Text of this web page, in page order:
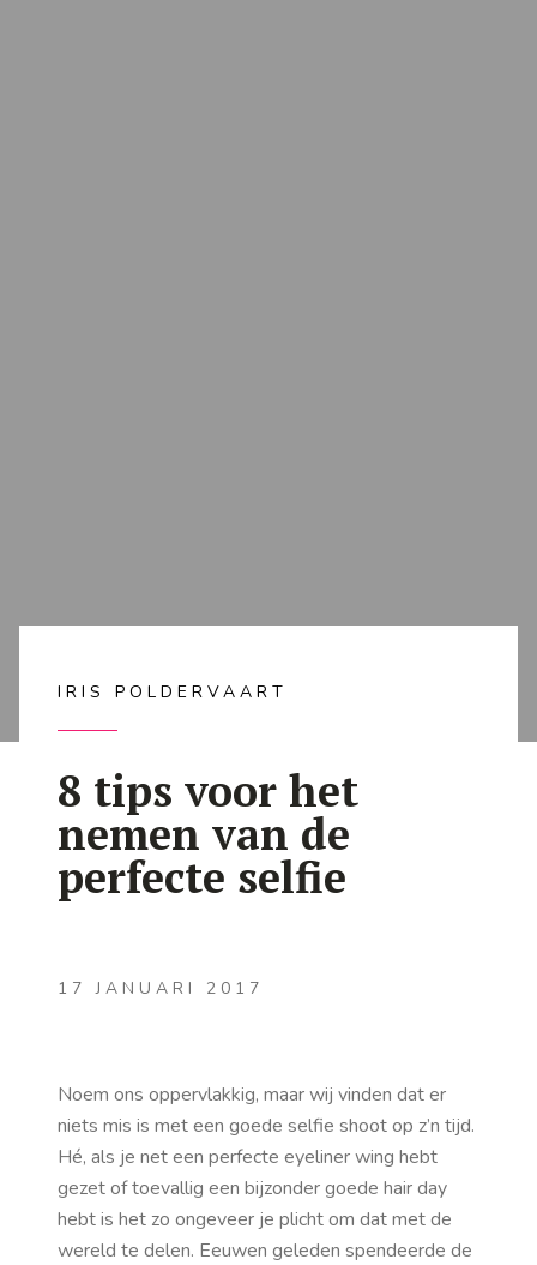
IRIS POLDERVAART
8 tips voor het
nemen van de
perfecte selfie
17 JANUARI 2017
Noem ons oppervlakkig, maar wij vinden dat er
niets mis is met een goede selfie shoot op z’n tijd.
Hé, als je net een perfecte eyeliner wing hebt
gezet of toevallig een bijzonder goede hair day
hebt is het zo ongeveer je plicht om dat met de
wereld te delen. Eeuwen geleden spendeerde de